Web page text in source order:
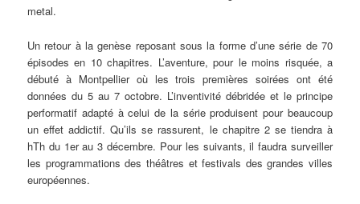
metal.
Un retour à la genèse reposant sous la forme d’une série de 70
épisodes en 10 chapitres. L’aventure, pour le moins risquée, a
débuté à Montpellier où les trois premières soirées ont été
données du 5 au 7 octobre. L’inventivité débridée et le principe
performatif adapté à celui de la série produisent pour beaucoup
un effet addictif. Qu’ils se rassurent, le chapitre 2 se tiendra à
hTh du 1er au 3 décembre. Pour les suivants, il faudra surveiller
les programmations des théâtres et festivals des grandes villes
européennes.